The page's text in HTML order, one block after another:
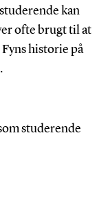
kan
ofte brugt til at
historie på
studerende